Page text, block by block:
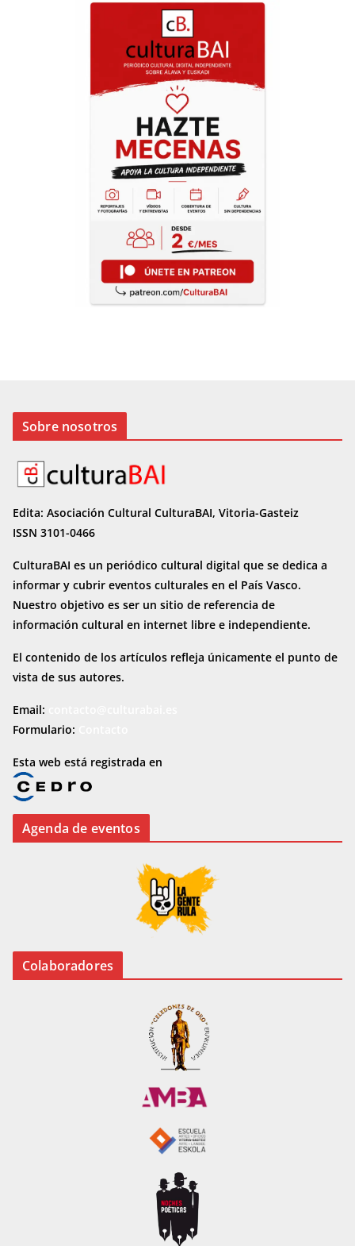
Sobre nosotros
Edita: Asociación Cultural CulturaBAI, Vitoria-Gasteiz
ISSN 3101-0466
CulturaBAI es un periódico cultural digital que se dedica a
informar y cubrir eventos culturales en el País Vasco.
Nuestro objetivo es ser un sitio de referencia de
información cultural en internet libre e independiente.
El contenido de los artículos refleja únicamente el punto de
vista de sus autores.
Email:
Formulario:
Esta web está registrada en
Agenda de eventos
Colaboradores